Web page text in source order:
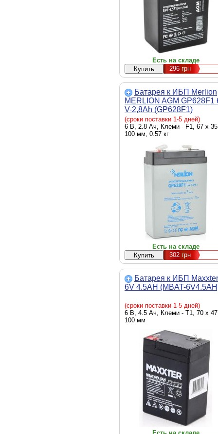
Есть на складе
296грн
Батарея к ИБП Merlion
MERLION AGM GP628F1
V-2,8Ah (GP628F1)
(сроки поставки 1-5 дней)
6 В, 2.8 Ач, Клеми - F1, 67 x
100 мм, 0.57 кг
Есть на складе
302грн
Батарея к ИБП Maxxter
6V 4.5AH (MBAT-
(сроки поставки 1-5 дней)
6 В, 4.5 Ач, Клеми - T1, 70 x
100 мм